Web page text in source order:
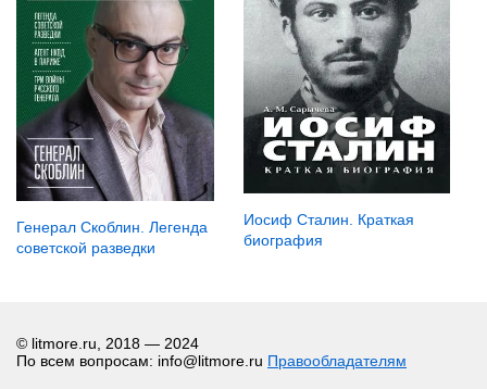
Генерал Скоблин. Легенда
советской разведки
Иосиф Сталин. Краткая
биография
© litmore.ru, 2018 — 2024
По всем вопросам: info@litmore.ru Правообладателям